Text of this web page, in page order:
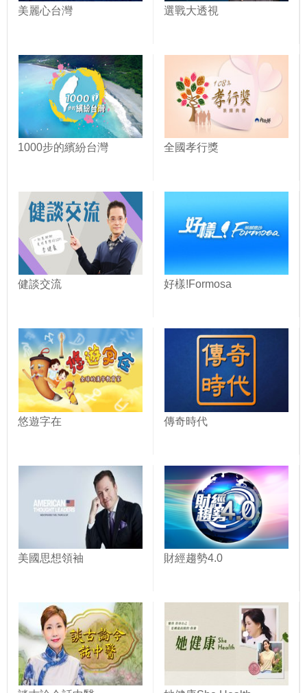
美麗心台灣 選戰大透視
1000步的繽紛台灣 全國孝行獎
健談交流 好樣!Formosa
悠遊字在 傳奇時代
美國思想領袖 財經趨勢4.0